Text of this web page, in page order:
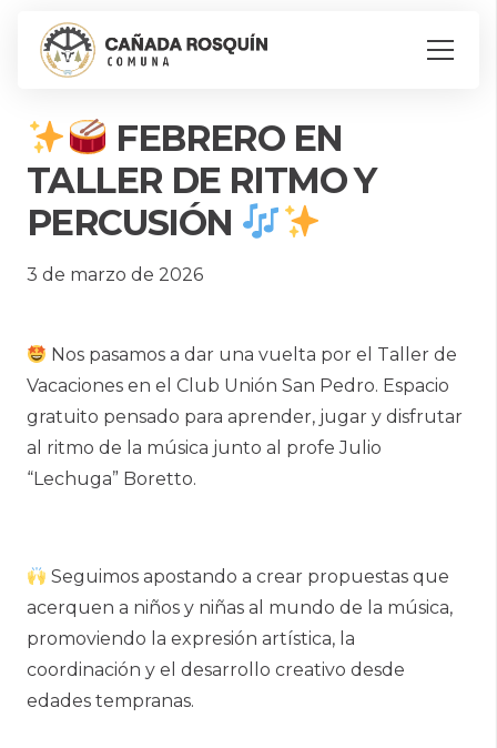
FEBRERO EN
TALLER DE RITMO Y
PERCUSIÓN
3 de marzo de 2026
Nos pasamos a dar una vuelta por el Taller de
Vacaciones en el Club Unión San Pedro. Espacio
gratuito pensado para aprender, jugar y disfrutar
al ritmo de la música junto al profe Julio
“Lechuga” Boretto.
Seguimos apostando a crear propuestas que
acerquen a niños y niñas al mundo de la música,
promoviendo la expresión artística, la
coordinación y el desarrollo creativo desde
edades tempranas.